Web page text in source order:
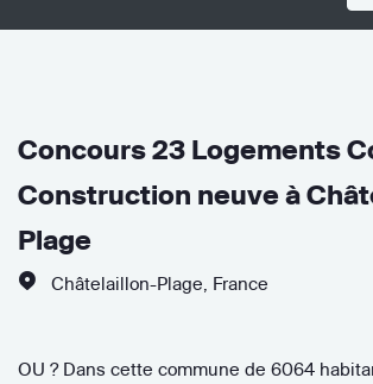
Concours 23 Logements
Construction neuve à
Plage
Châtelaillon-Plage France
OU ? Dans cette commune de 6064